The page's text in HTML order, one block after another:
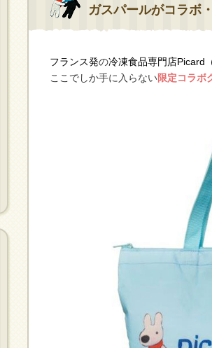
ガスパールがコラボ
フランス発の冷凍食品専門店Picard
ここでしか手に入らない限定コラボ